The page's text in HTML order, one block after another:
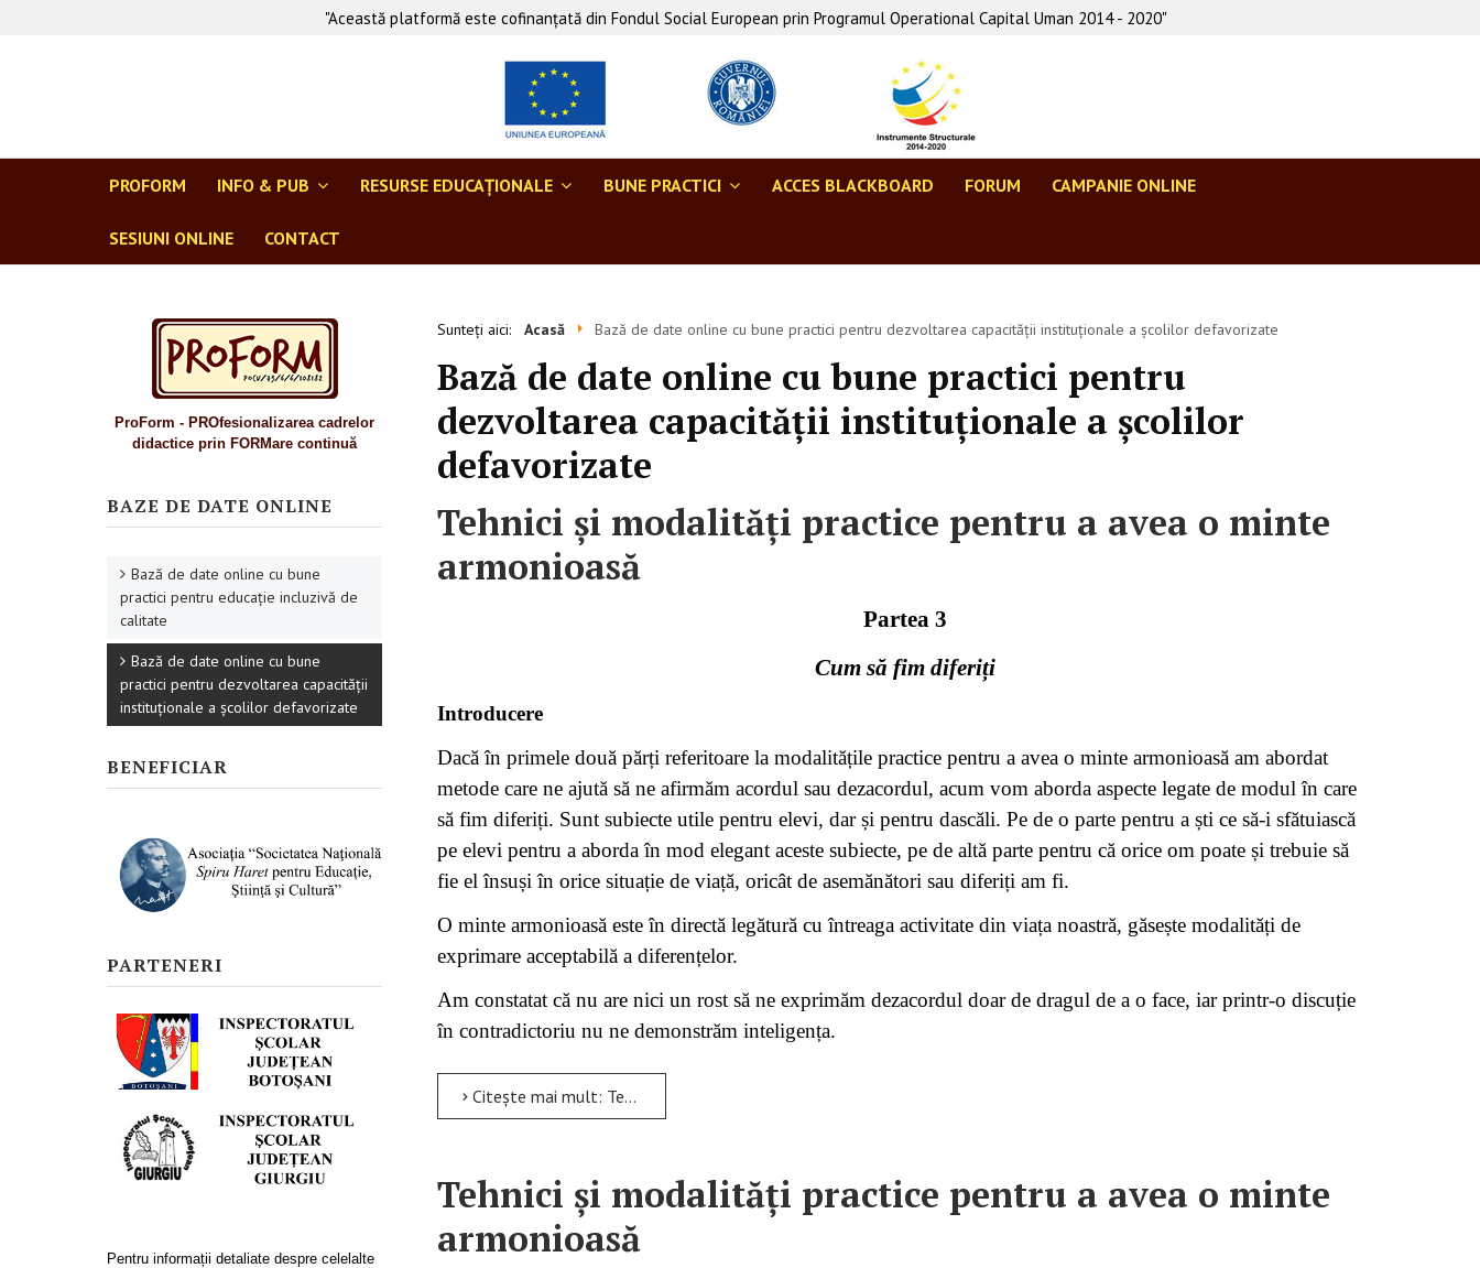
"Această platformă este cofinanţată din Fondul Social European prin Programul Operational Capital Uman 2014 - 2020"
PROFORM INFO & PUB RESURSE EDUCAŢIONALE BUNE PRACTICI ACCES BLACKBOARD FORUM CAMPANIE ONLINE
SESIUNI ONLINE CONTACT
ProForm - PROfesionalizarea cadrelor
didactice prin FORMare continuă
BAZE DE DATE ONLINE
Bază de date online cu bune
practici pentru educație incluzivă de
calitate
Bază de date online cu bune
practici pentru dezvoltarea capacității
instituționale a școlilor defavorizate
BENEFICIAR
PARTENERI
Pentru informații detaliate despre celelalte
Sunteți aici: Acasă Bază de date online cu bune practici pentru dezvoltarea capacității instituționale a școlilor defavorizate
Bază de date online cu bune practici pentru
dezvoltarea capacității instituționale a școlilor
defavorizate
Tehnici și modalități practice pentru a avea o minte
armonioasă
Partea 3
Cum să fim diferiți
Introducere
Dacă în primele două părți referitoare la modalitățile practice pentru a avea o minte armonioasă am abordat
metode care ne ajută să ne afirmăm acordul sau dezacordul, acum vom aborda aspecte legate de modul în care
să fim diferiți. Sunt subiecte utile pentru elevi, dar și pentru dascăli. Pe de o parte pentru a ști ce să-i sfătuiască
pe elevi pentru a aborda în mod elegant aceste subiecte, pe de altă parte pentru că orice om poate și trebuie să
fie el însuși în orice situație de viață, oricât de asemănători sau diferiți am fi.
O minte armonioasă este în directă legătură cu întreaga activitate din viața noastră, găsește modalități de
exprimare acceptabilă a diferențelor.
Am constatat că nu are nici un rost să ne exprimăm dezacordul doar de dragul de a o face, iar printr-o discuție
în contradictoriu nu ne demonstrăm inteligența.
Citește mai mult: Tehnici și modalități practice pentru a avea o minte armonioasă
Tehnici și modalități practice pentru a avea o minte
armonioasă